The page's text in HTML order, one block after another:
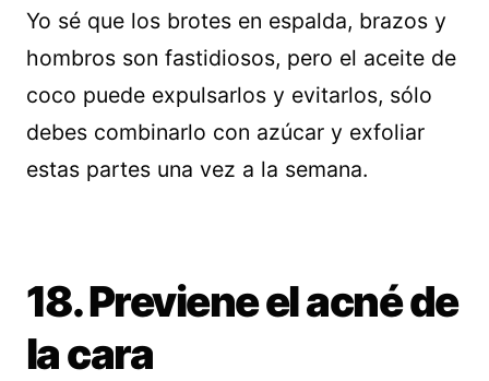
Yo sé que los brotes en espalda, brazos y
hombros son fastidiosos, pero el aceite de
coco puede expulsarlos y evitarlos, sólo
debes combinarlo con azúcar y exfoliar
estas partes una vez a la semana.
18. Previene el acné de
la cara